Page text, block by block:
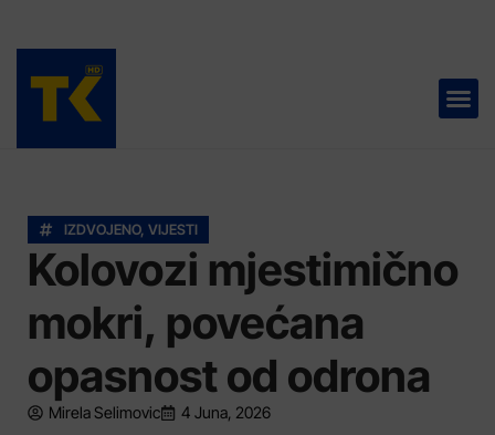
IZDVOJENO, VIJESTI
Kolovozi mjestimično
mokri, povećana
opasnost od odrona
Mirela Selimovic 4 Juna, 2026